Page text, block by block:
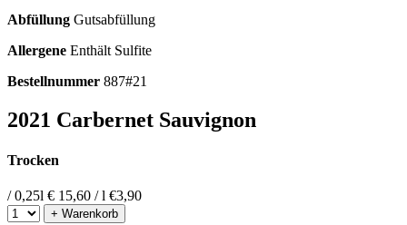
Abfüllung Gutsabfüllung
Allergene Enthält Sulfite
Bestellnummer 887#21
2021 Carbernet Sauvignon
Trocken
/ 0,25l € 15,60 / l €3,90
+ Warenkorb